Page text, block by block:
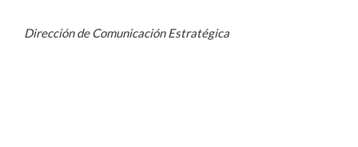
Dirección de Comunicación Estratégica